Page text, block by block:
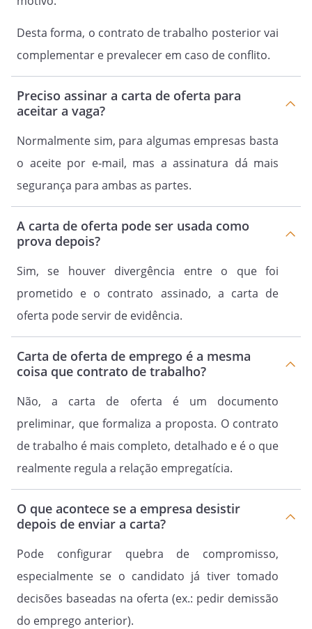
Desta forma, o contrato de trabalho posterior vai
complementar e prevalecer em caso de conflito.
Preciso assinar a carta de oferta para
aceitar a vaga?
Normalmente sim, para algumas empresas basta
o aceite por e-mail, mas a assinatura dá mais
segurança para ambas as partes.
A carta de oferta pode ser usada como
prova depois?
Sim, se houver divergência entre o que foi
prometido e o contrato assinado, a carta de
oferta pode servir de evidência.
Carta de oferta de emprego é a mesma
coisa que contrato de trabalho?
Não, a carta de oferta é um documento
preliminar, que formaliza a proposta. O contrato
de trabalho é mais completo, detalhado e é o que
realmente regula a relação empregatícia.
O que acontece se a empresa desistir
depois de enviar a carta?
Pode configurar quebra de compromisso,
especialmente se o candidato já tiver tomado
decisões baseadas na oferta (ex.: pedir demissão
do emprego anterior).